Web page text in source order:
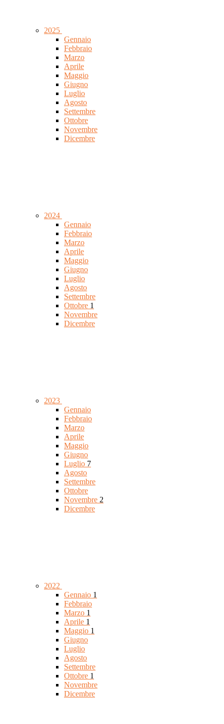
2025
Gennaio
Febbraio
Marzo
Aprile
Maggio
Giugno
Luglio
Agosto
Settembre
Ottobre
Novembre
Dicembre
2024
Gennaio
Febbraio
Marzo
Aprile
Maggio
Giugno
Luglio
Agosto
Settembre
Ottobre 1
Novembre
Dicembre
2023
Gennaio
Febbraio
Marzo
Aprile
Maggio
Giugno
Luglio 7
Agosto
Settembre
Ottobre
Novembre 2
Dicembre
2022
Gennaio 1
Febbraio
Marzo 1
Aprile 1
Maggio 1
Giugno
Luglio
Agosto
Settembre
Ottobre 1
Novembre
Dicembre